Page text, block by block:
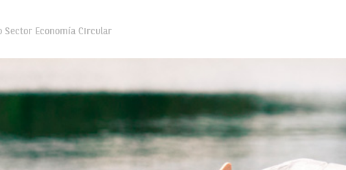
Sector Economía Circular